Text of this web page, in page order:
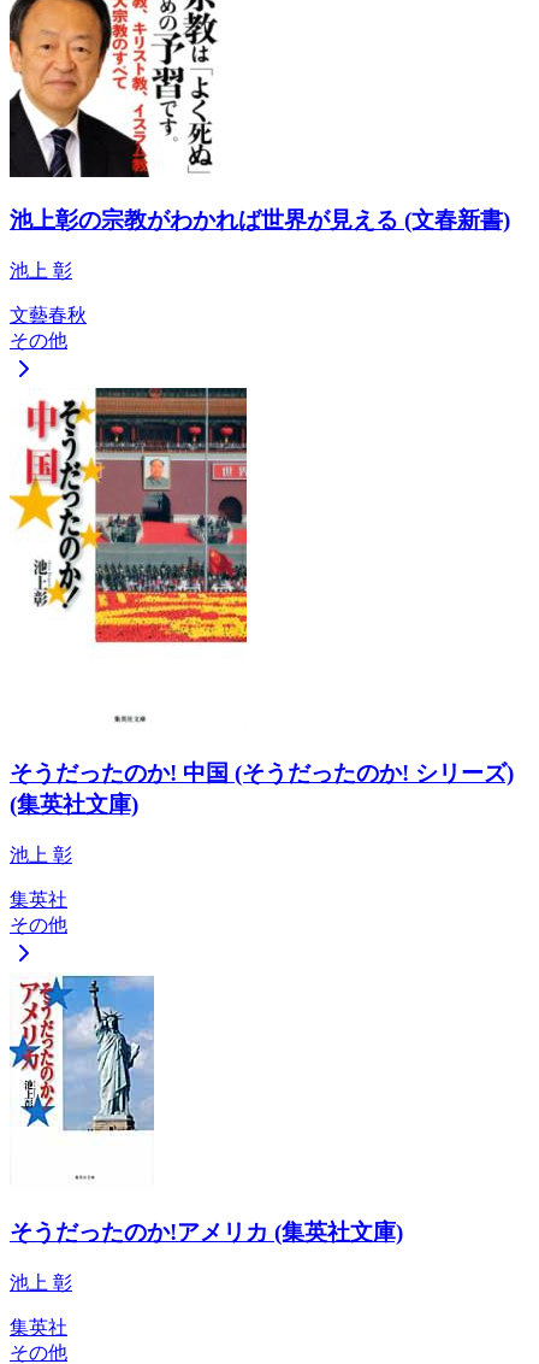
池上彰の宗教がわかれば世界が見える (文春新書)
池上 彰
文藝春秋
その他
そうだったのか! 中国 (そうだったのか! シリーズ)
(集英社文庫)
池上 彰
集英社
その他
そうだったのか!アメリカ (集英社文庫)
池上 彰
集英社
その他